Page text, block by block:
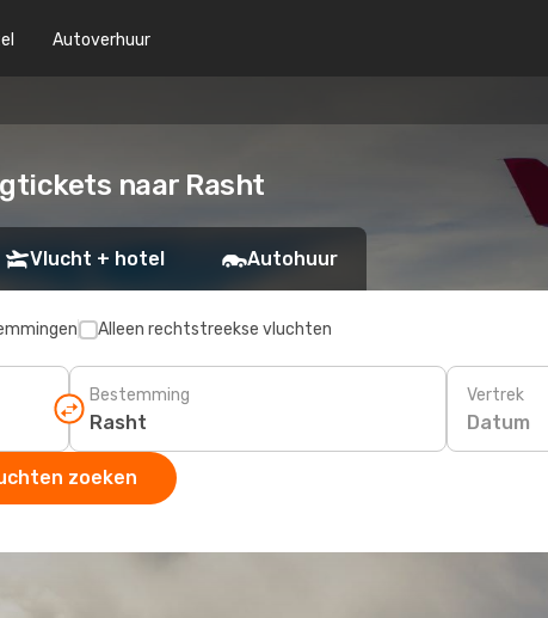
Autoverhuur
naar Rasht
Vlucht + hotel Autohuur
Alleen rechtstreekse vluchten
Bestemming Vertrek
Datum
zoeken